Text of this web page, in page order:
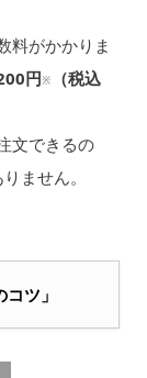
料がかかりま
円※
（税込
文できるの
ません。
ツ」